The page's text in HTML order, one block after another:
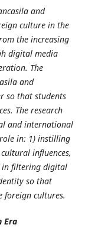
and
culture in the
the increasing
digital media
The
and
so that students
The research
and international
in: 1) instilling
influences,
in filtering digital
so that
foreign cultures.
Era